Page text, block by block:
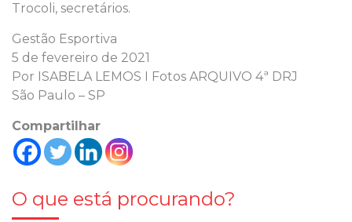
Trocoli, secretários.
Gestão Esportiva
5 de fevereiro de 2021
Por ISABELA LEMOS I Fotos ARQUIVO 4ª DRJ
São Paulo – SP
Compartilhar
O que está procurando?